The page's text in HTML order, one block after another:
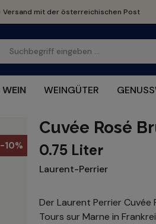
Versand mit der österreichischen Post
WEIN WEINGÜTER
-10%
Cuvée Rosé
0.75 Liter
Laurent-Perrier
Der Laurent Perrier
Tours sur Marne in